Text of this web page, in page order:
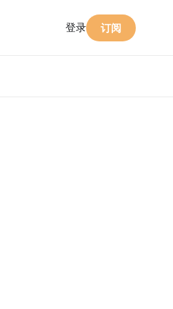
登录 订阅